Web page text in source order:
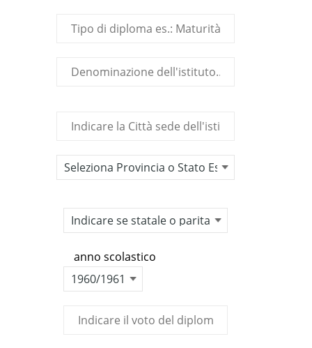
anno scolastico